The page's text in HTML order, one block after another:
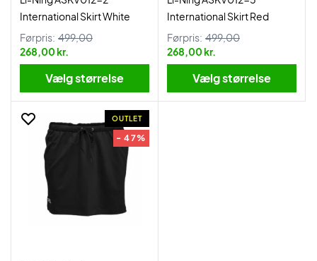
International Skirt White
Førpris: 499,00
268,00 kr.
Vælg størrelse
International Skirt Red
Førpris: 499,00
268,00 kr.
Vælg størrelse
OUTLET
- 47%